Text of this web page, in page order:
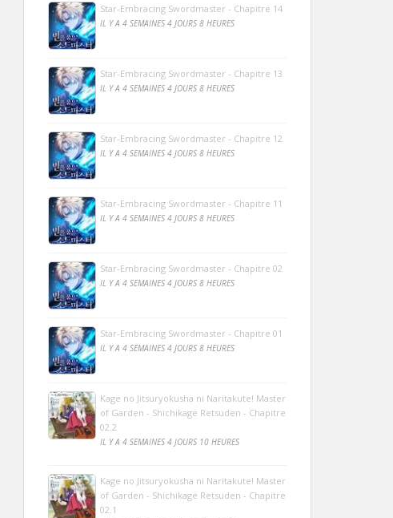
Star-Embracing Swordmaster - Chapitre 14
IL Y A 4 SEMAINES 4 JOURS 8 HEURES
Star-Embracing Swordmaster - Chapitre 13
IL Y A 4 SEMAINES 4 JOURS 8 HEURES
Star-Embracing Swordmaster - Chapitre 12
IL Y A 4 SEMAINES 4 JOURS 8 HEURES
Star-Embracing Swordmaster - Chapitre 11
IL Y A 4 SEMAINES 4 JOURS 8 HEURES
Star-Embracing Swordmaster - Chapitre 02
IL Y A 4 SEMAINES 4 JOURS 8 HEURES
Star-Embracing Swordmaster - Chapitre 01
IL Y A 4 SEMAINES 4 JOURS 8 HEURES
Kage no Jitsuryokusha ni Naritakute! Master
of Garden - Shichikage Retsuden - Chapitre
02.2
IL Y A 4 SEMAINES 4 JOURS 10 HEURES
Kage no Jitsuryokusha ni Naritakute! Master
of Garden - Shichikage Retsuden - Chapitre
02.1